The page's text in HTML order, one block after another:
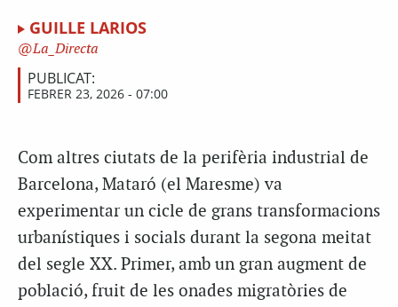
GUILLE LARIOS
La_Directa
PUBLICAT:
FEBRER 23, 2026 - 07:00
Com altres ciutats de la perifèria industrial de
Barcelona, Mataró (el Maresme) va
experimentar un cicle de grans transformacions
urbanístiques i socials durant la segona meitat
del segle XX. Primer, amb un gran augment de
població, fruit de les onades migratòries de